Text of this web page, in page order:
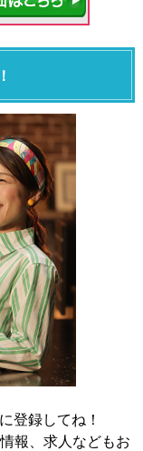
登録してね！
報、求人などもお